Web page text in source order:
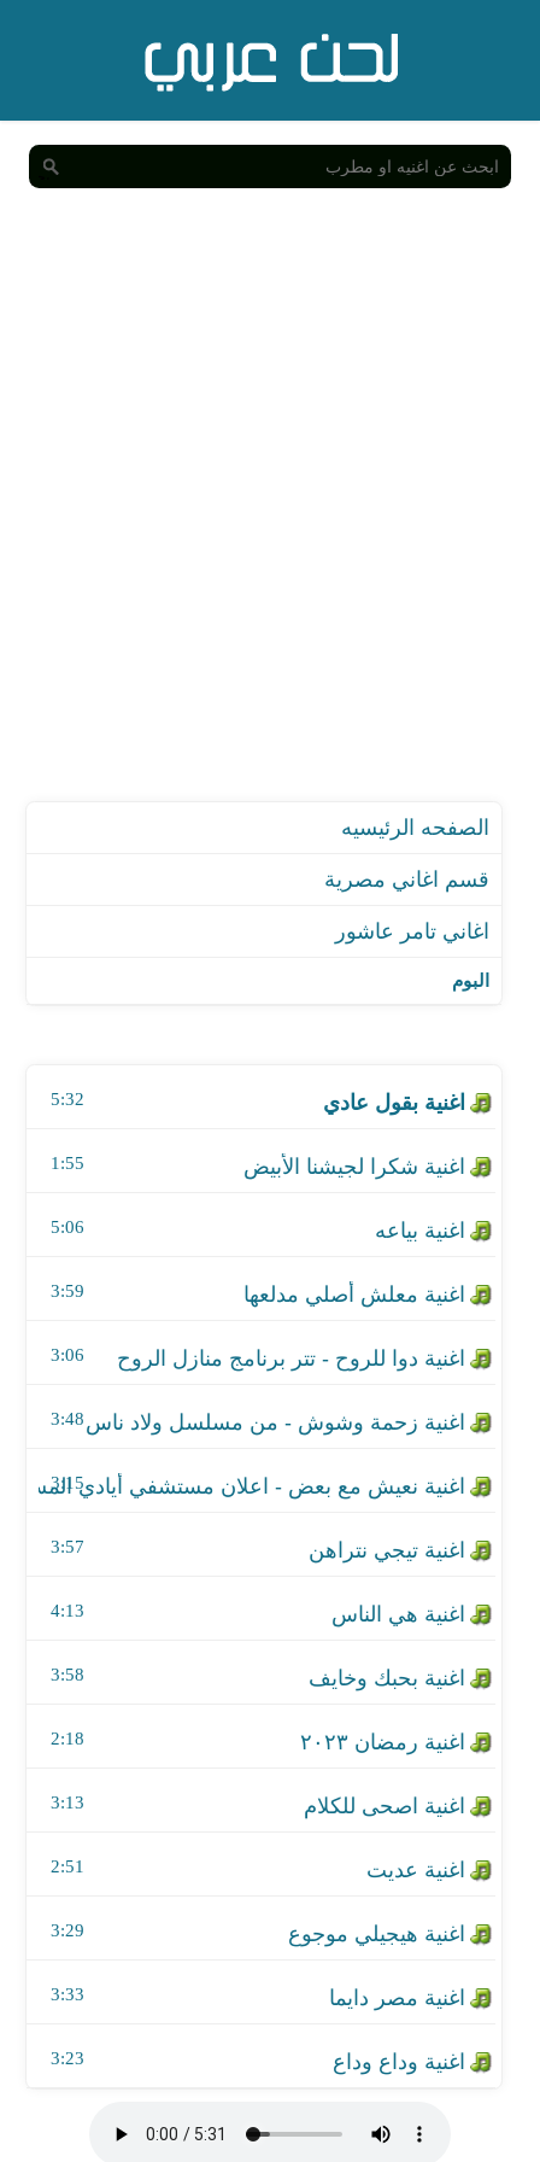
البوم
اغنية بقول عادي
5:32
1:55
5:06
3:59
3:06
اغنية زحمة وشوش - من مسلسل ولاد ناس
3:48
اغنية نعيش مع بعض - اعلان مستشفي أيادي المستقبل
3:15
اغنية تيجي نتراهن
3:57
اغنية هي الناس
4:13
3:58
2:18
اغنية اصحى للكلام
3:13
اغنية عديت
2:51
اغنية هيجيلي موجوع
3:29
اغنية مصر دايما
3:33
3:23